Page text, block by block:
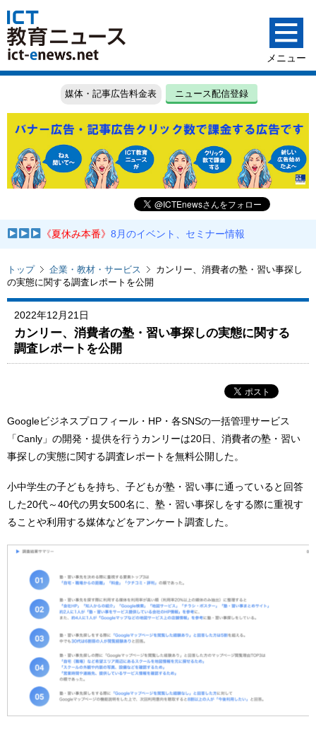
媒体・記事広告料金表 ニュース配信登録
《夏休み本番》8月のイベント、セミナー情報
トップ 企業・教材・サービス
カンリー、消費者の塾・習い事探し
の実態に関する調査レポートを公開
2022年12月21日
カンリー、消費者の塾・習い事探しの実態に関する
調査レポートを公開
Googleビジネスプロフィール・HP・各SNSの一括管理サービス
「Canly」の開発・提供を行うカンリーは20日、消費者の塾・習い
事探しの実態に関する調査レポートを無料公開した。
小中学生の子どもを持ち、子どもが塾・習い事に通っていると回答
した20代～40代の男女500名に、塾・習い事探しをする際に重視す
ることや利用する媒体などをアンケート調査した。